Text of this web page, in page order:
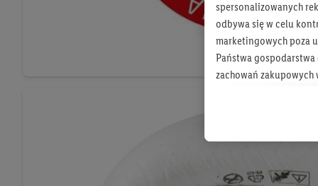
spersonalizowanych
odbywa się w celu
marketingowych poza
Państwa
zachowań zakupowych
Tworzenie
usług. Obejmuje to
informacji z konta